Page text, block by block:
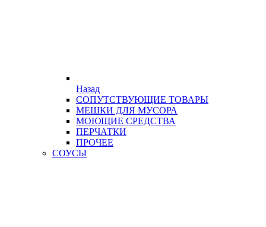
Назад
СОПУТСТВУЮЩИЕ ТОВАРЫ
МЕШКИ ДЛЯ МУСОРА
МОЮЩИЕ СРЕДСТВА
ПЕРЧАТКИ
ПРОЧЕЕ
СОУСЫ